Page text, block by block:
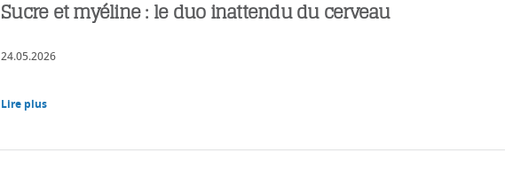
Sucre et myéline : le duo inattendu du cerveau
24.05.2026
Lire plus